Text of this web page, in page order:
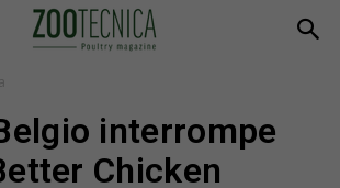
interrompe
Chicken